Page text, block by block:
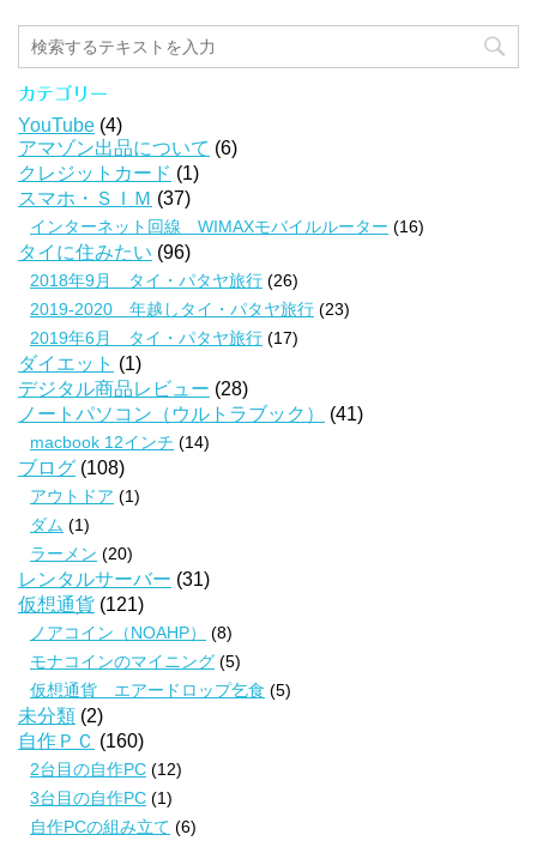
カテゴリー
YouTube (4)
アマゾン出品について (6)
クレジットカード (1)
スマホ・ＳＩＭ (37)
インターネット回線 WIMAXモバイルルーター (16)
タイに住みたい (96)
2018年9月 タイ・パタヤ旅行 (26)
2019-2020 年越しタイ・パタヤ旅行 (23)
2019年6月 タイ・パタヤ旅行 (17)
ダイエット (1)
デジタル商品レビュー (28)
ノートパソコン（ウルトラブック）
(41)
macbook 12インチ (14)
ブログ (108)
アウトドア (1)
ダム (1)
ラーメン (20)
レンタルサーバー (31)
仮想通貨 (121)
ノアコイン（NOAHP）
(8)
モナコインのマイニング (5)
仮想通貨 エアードロップ乞食 (5)
未分類 (2)
自作ＰＣ (160)
2台目の自作PC (12)
3台目の自作PC (1)
自作PCの組み立て (6)